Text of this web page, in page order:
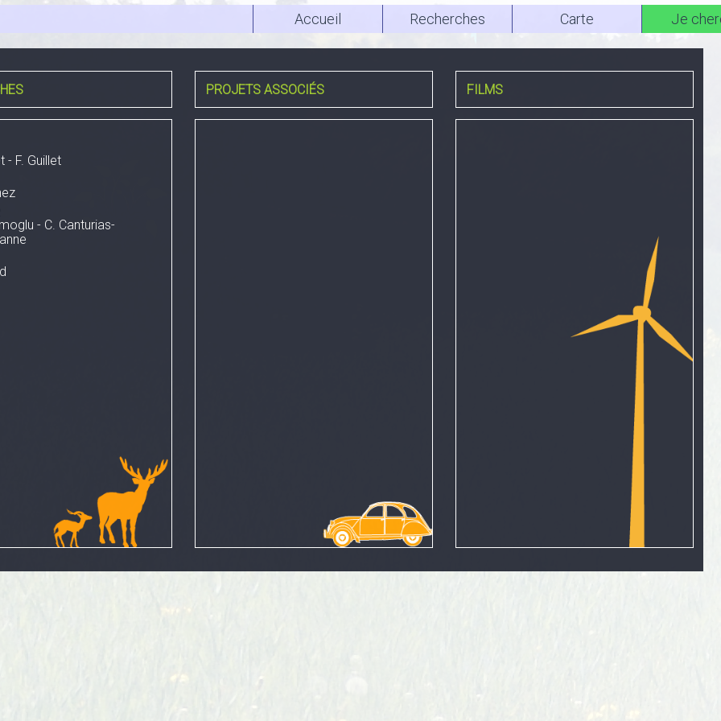
- F. Guillet
- C. Canturias-
PROJETS ASSOCIÉS FILMS
Accueil Recherches Carte Je